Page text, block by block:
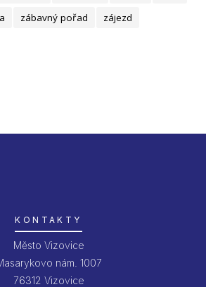
zábavný pořad zájezd
KONTAKTY
Město Vizovice
nám. 1007
76312 Vizovice